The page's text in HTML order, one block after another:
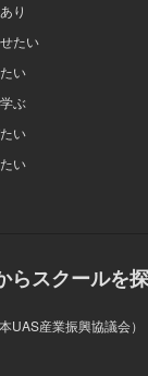
り
たい
い
ぶ
い
い
らスクールを
産業振興協議会）